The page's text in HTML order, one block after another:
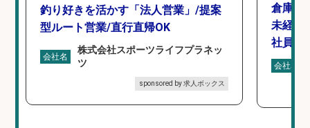
釣り好きを活かす「法人営業」/提案
型ルート営業/直行直帰OK
会社名
株式会社スポーツライフプラネッ
ツ
sponsored by 求人ボックス
倉庫で
未経験
社員登
会社名